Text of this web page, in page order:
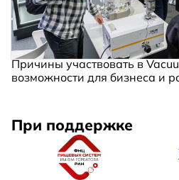
Причины участвовать в
возможности для бизнеса и
При поддержке